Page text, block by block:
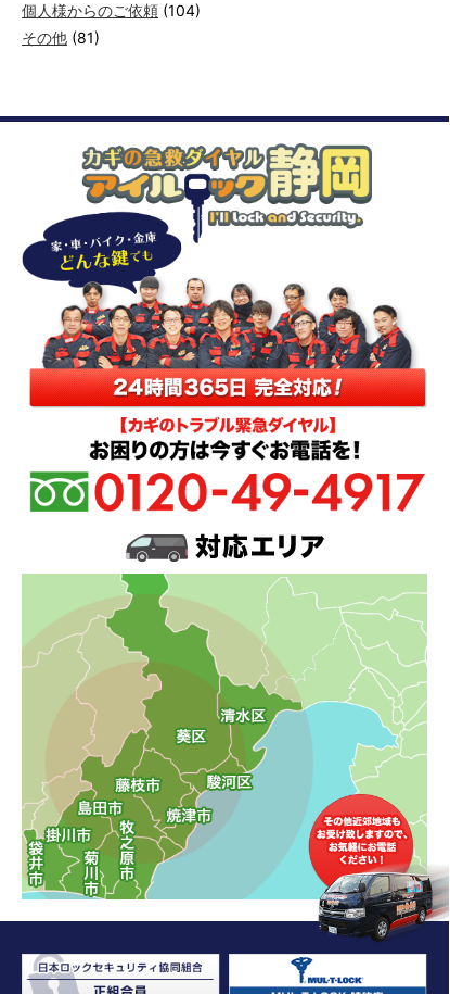
個人様からのご依頼 (104)
その他 (81)